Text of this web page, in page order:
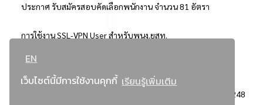
EN
เว็บไซต์นี้มีการใช้งานคุกกี้ เรียนรู้เพิ่มเติม
ประกาศ รับสมัครสอบคัดเลือกพนักงาน จำนวน 81 อัตรา
การใช้งาน SSL-VPN User สำหรับพนง.ยสท.
..ยอดนิยม..
3248